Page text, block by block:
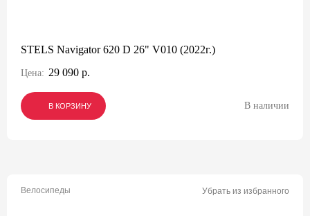
STELS Navigator 620 D 26" V010 (2022г.)
Цена: 29 090 р.
В КОРЗИНУ
В КОРЗИНУ
В КОРЗИНУ В наличии
Велосипеды Убрать из избранного